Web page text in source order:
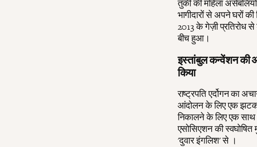
तुर्की की महिला
भागीदारों से अपने घरों
2013 के गेज़ी प्रतिरोध
बीच हुआ।
इस्तांबुल कन्वेंशन की
किया
राष्ट्रपति एर्दोगन का
आंदोलन के लिए एक
निकालने के लिए एक साथ
एसोसिएशन की स्वघोषित
'दुवार इंगलिश' से ।